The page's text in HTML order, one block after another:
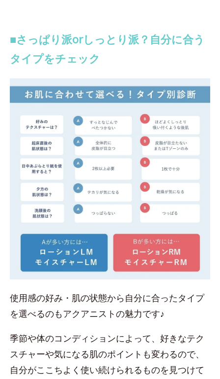
■さっぱり派orしっとり派？自分に合う
タイプをチェック
使用感の好み・肌の状態から自分に合ったタイプ
を選べるのもアクアニストの魅力です♪
季節や体のコンディションによって、好きなテク
スチャーや気になる肌のポイントも変わるので、
自分がここちよく使い続けられるものを見つけて